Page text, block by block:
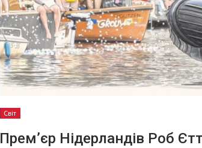
Світ
Прем’єр Нідерландів Роб